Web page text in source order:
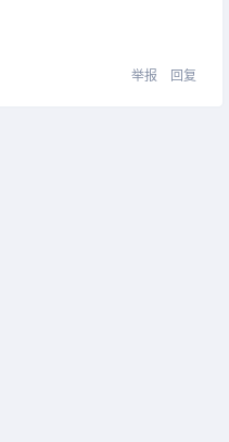
举报 回复